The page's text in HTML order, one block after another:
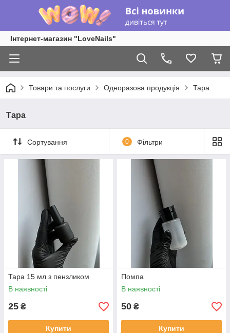
Інтернет-магазин "LoveNails"
Товари та послуги Одноразова продукція Тара
Тара
Сортування 0 Фільтри
Тара 15 мл з пензликом
В наявності
25 ₴
Купити
Помпа
В наявності
50 ₴
Купити